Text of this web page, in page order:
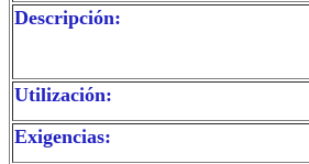
Descripción:
Utilización:
Exigencias: